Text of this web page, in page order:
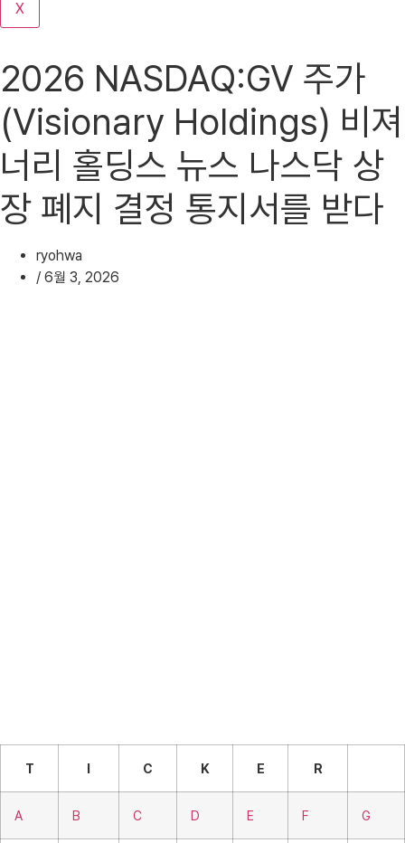
X
2026 NASDAQ:GV 주가
(Visionary Holdings) 비져
너리 홀딩스 뉴스 나스닥 상
장 폐지 결정 통지서를 받다
ryohwa
/ 6월 3, 2026
T I C K E R
A B C D E F G